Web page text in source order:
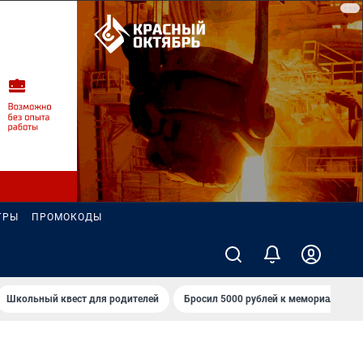
ПРОМОКОДЫ
Школьный квест для родителей Бросил 5000 рублей к мемориалу